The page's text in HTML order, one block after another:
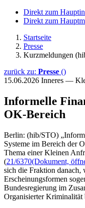
Direkt zum
Direkt zum
Startseite
Presse
Kurzmeldungen
zurück zu: Presse ()
15.06.2026 Inneres —
Informelle
OK-Bereich
Berlin: (hib/STO)
Systeme im Bereich der
Thema einer Kleinen
(21/6370(Dokument,
sich die Fraktion danach,
Erscheinungsformen
Bundesregierung im
Organisierter Kriminalität